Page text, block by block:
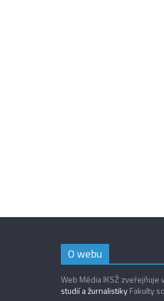
O webu
Web Média IKSŽ
studií a žurnalistikyFakulty